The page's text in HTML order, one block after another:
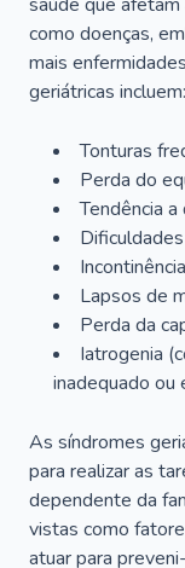
como doenças,
mais
geriátricas incluem:
Tonturas
Perda do
Tendência a
Lapsos de
Perda da
Iatrogenia
inadequado ou
As síndromes
para realizar as
dependente da
vistas como
atuar para